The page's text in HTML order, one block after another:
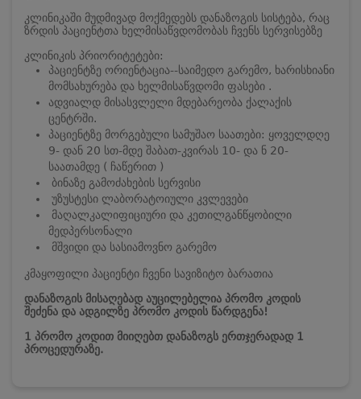
კლინიკაში მუდმივად მოქმედებს დანაზოგის სისტება, რაც
ზრდის პაციენტთა ხელმისაწვდომობას ჩვენს სერვისებზე
კლინიკის პრიორიტეტები:
პაციენტზე ორიენტაცია--საიმედო გარემო, ხარისხიანი
მომსახურება და ხელმისაწვდომი ფასები .
ადვიალდ მისასვლელი მდებარეობა ქალაქის
ცენტრში.
პაციენტზე მორგებული სამუშაო საათები: ყოველდღე
9- დან 20 სთ-მდე შაბათ-კვირას 10- და ნ 20-
საათამდე ( ჩაწერით )
ბინაზე გამოძახების სერვისი
უზუსტესი ლაბორატოიული კვლევები
მაღალკალიფიციური და კეთილგანწყობილი
მედპერსონალი
მშვიდი და სასიამოვნო გარემო
კმაყოფილი პაციენტი ჩვენი სავიზიტო ბარათია
დანაზოგის მისაღებად აუცილებელია პრომო კოდის
შეძენა და ადგილზე პრომო კოდის წარდგენა!
1 პრომო კოდით მიიღებთ დანაზოგს ერთჯერადად 1
პროცედურაზე.